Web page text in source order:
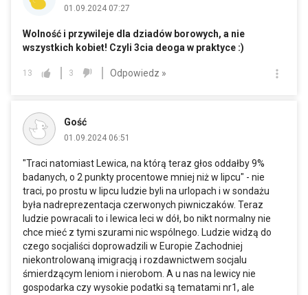
01.09.2024 07:27
Wolność i przywileje dla dziadów borowych, a nie
wszystkich kobiet! Czyli 3cia deoga w praktyce :)
13 3 Odpowiedz »
Gość
01.09.2024 06:51
"Traci natomiast Lewica, na którą teraz głos oddałby 9%
badanych, o 2 punkty procentowe mniej niż w lipcu" - nie
traci, po prostu w lipcu ludzie byli na urlopach i w sondażu
była nadreprezentacja czerwonych piwniczaków. Teraz
ludzie powracali to i lewica leci w dół, bo nikt normalny nie
chce mieć z tymi szurami nic wspólnego. Ludzie widzą do
czego socjaliści doprowadzili w Europie Zachodniej
niekontrolowaną imigracją i rozdawnictwem socjalu
śmierdzącym leniom i nierobom. A u nas na lewicy nie
gospodarka czy wysokie podatki są tematami nr1, ale